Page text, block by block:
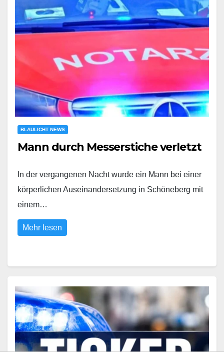
BLAULICHT NEWS
Mann durch Messerstiche verletzt
In der vergangenen Nacht wurde ein Mann bei einer
körperlichen Auseinandersetzung in Schöneberg mit
einem…
Mehr lesen